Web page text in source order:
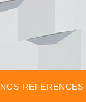
NOS RÉFÉRENCES